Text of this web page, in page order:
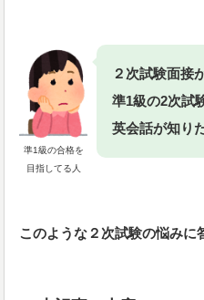
準1級の合格を
目指してる人
２次試験面接
準1級の2次試
英会話が知り
このような２次試験の悩みに